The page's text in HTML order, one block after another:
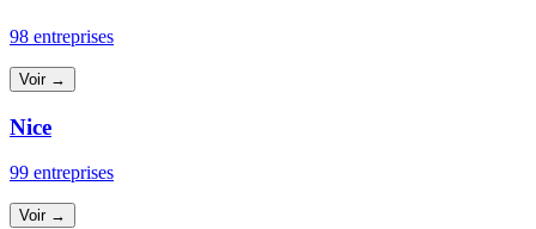
98 entreprises
Voir →
Nice
99 entreprises
Voir →